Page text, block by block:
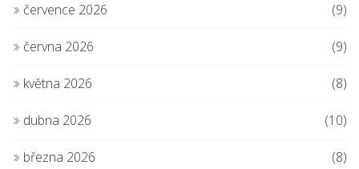
července 2026 (9)
června 2026 (9)
května 2026 (8)
dubna 2026 (10)
března 2026 (8)